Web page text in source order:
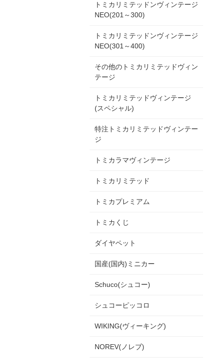
トミカリミテッドンヴィンテージ
NEO(201～300)
トミカリミテッドンヴィンテージ
NEO(301～400)
その他のトミカリミテッドヴィン
テージ
トミカリミテッドヴィンテージ
(スペシャル)
特注トミカリミテッドヴィンテー
ジ
トミカラマヴィンテージ
トミカリミテッド
トミカプレミアム
トミカくじ
ダイヤペット
国産(国内)ミニカー
Schuco(シュコー)
シュコーピッコロ
WIKING(ヴィーキング)
NOREV(ノレブ)